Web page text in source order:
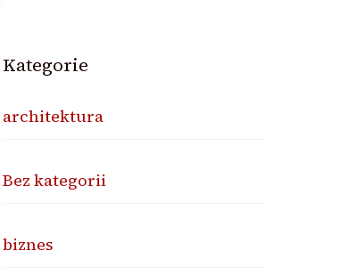
Kategorie
architektura
Bez kategorii
biznes